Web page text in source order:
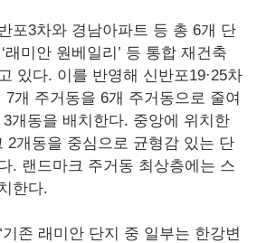
포3차와 경남아파트 등 총 6개 단
래미안 원베일리’ 등 통합 재건축
있다. 이를 반영해 신반포19·25차
개 주거동을 6개 주거동으로 줄여
개동을 배치한다. 중앙에 위치한
2개동을 중심으로 균형감 있는 단
. 랜드마크 주거동 최상층에는 스
한다.
존 래미안 단지 중 일부는 한강변